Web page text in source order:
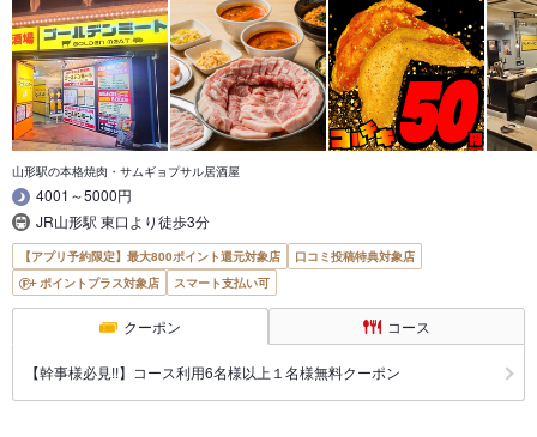
山形駅の本格焼肉・サムギョプサル居酒屋
4001～5000円
JR山形駅 東口より徒歩3分
【アプリ予約限定】最大800ポイント還元対象店
口コミ投稿特典対象店
ポイントプラス対象店
スマート支払い可
クーポン コース
【幹事様必見!!】コース利用6名様以上１名様無料クーポン